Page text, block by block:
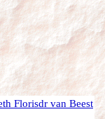
Florisdr van Beest